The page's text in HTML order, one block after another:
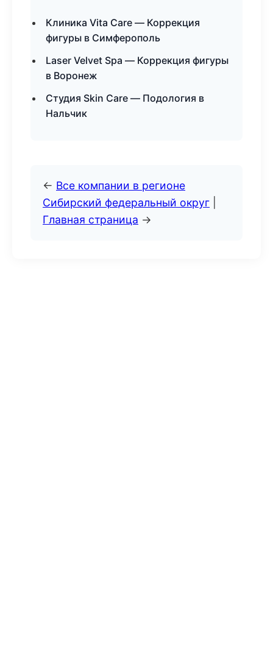
Клиника Vita Care — Коррекция
фигуры в Симферополь
Laser Velvet Spa — Коррекция фигуры
в Воронеж
Студия Skin Care — Подология в
Нальчик
← Все компании в регионе
Сибирский федеральный округ
Главная страница →